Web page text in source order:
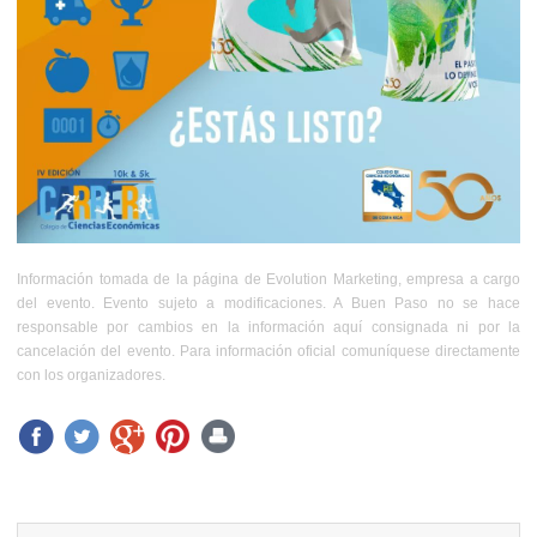
Información tomada de la página de Evolution Marketing, empresa a cargo
del evento. Evento sujeto a modificaciones. A Buen Paso no se hace
responsable por cambios en la información aquí consignada ni por la
cancelación del evento. Para información oficial comuníquese directamente
con los organizadores.